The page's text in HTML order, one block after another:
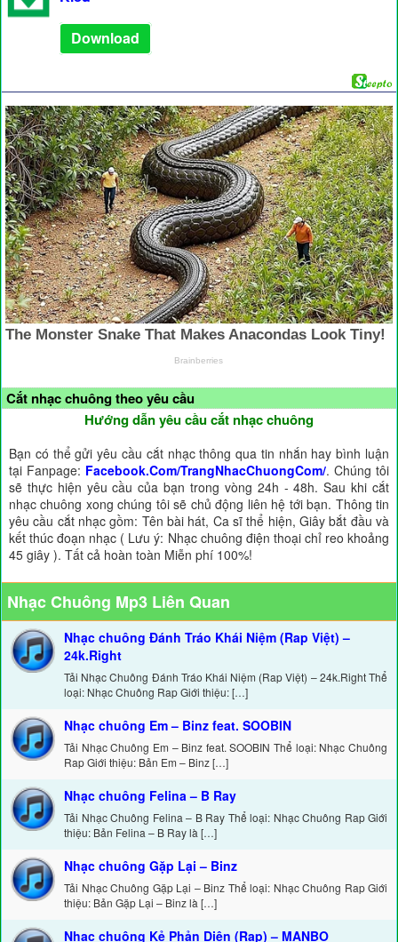
Download
Cắt nhạc chuông theo yêu cầu
Hướng dẫn yêu cầu cắt nhạc chuông
Bạn có thể gửi yêu cầu cắt nhạc thông qua tin nhắn hay bình luận
tại Fanpage: Facebook.Com/TrangNhacChuongCom/. Chúng tôi
sẽ thực hiện yêu cầu của bạn trong vòng 24h - 48h. Sau khi cắt
nhạc chuông xong chúng tôi sẽ chủ động liên hệ tới bạn. Thông tin
yêu cầu cắt nhạc gồm: Tên bài hát, Ca sĩ thể hiện, Giây bắt đầu và
kết thúc đoạn nhạc ( Lưu ý: Nhạc chuông điện thoại chỉ reo khoảng
45 giây ). Tất cả hoàn toàn Miễn phí 100%!
Nhạc Chuông Mp3 Liên Quan
Nhạc chuông Đánh Tráo Khái Niệm (Rap Việt) –
24k.Right
Tải Nhạc Chuông Đánh Tráo Khái Niệm (Rap Việt) – 24k.Right Thể
loại: Nhạc Chuông Rap Giới thiệu: […]
Nhạc chuông Em – Binz feat. SOOBIN
Tải Nhạc Chuông Em – Binz feat. SOOBIN Thể loại: Nhạc Chuông
Rap Giới thiệu: Bản Em – Binz […]
Nhạc chuông Felina – B Ray
Tải Nhạc Chuông Felina – B Ray Thể loại: Nhạc Chuông Rap Giới
thiệu: Bản Felina – B Ray là […]
Nhạc chuông Gặp Lại – Binz
Tải Nhạc Chuông Gặp Lại – Binz Thể loại: Nhạc Chuông Rap Giới
thiệu: Bản Gặp Lại – Binz là […]
Nhạc chuông Kẻ Phản Diện (Rap) – MANBO